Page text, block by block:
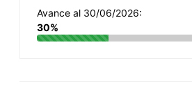
Avance al 30/06/2026:
30%